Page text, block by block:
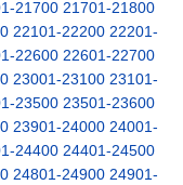
21700 21701-21800
22101-22200 22201-
22600 22601-22700
23001-23100 23101-
23500 23501-23600
23901-24000 24001-
24400 24401-24500
24801-24900 24901-